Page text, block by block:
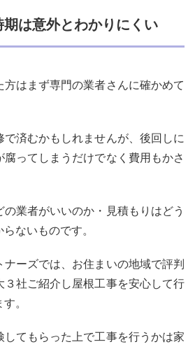
は意外とわかりにくい
方はまず専門の業者さんに確かめて
済むかもしれませんが、 後回しに
腐ってしまうだけでなく費用もかさ
業者がいいのか・見積もりはどう
ないものです。
ーズでは、お住まいの地域で評判
３社ご紹介し屋根工事を安心して行
。
してもらった上で工事を行うかは家